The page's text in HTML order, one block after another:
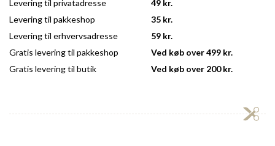
Levering til privatadresse
Levering til pakkeshop
Levering til erhvervsadresse
Gratis levering til pakkeshop
Gratis levering til butik
49 kr.
35 kr.
59 kr.
Ved køb over 499 kr.
Ved køb over 200 kr.